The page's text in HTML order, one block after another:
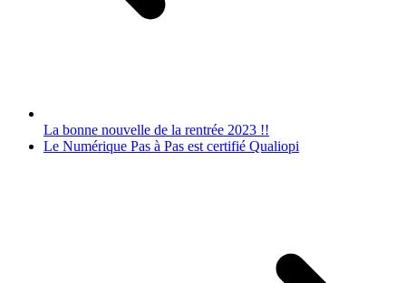
La bonne nouvelle de la rentrée 2023 !!
Le Numérique Pas à Pas est certifié Qualiopi